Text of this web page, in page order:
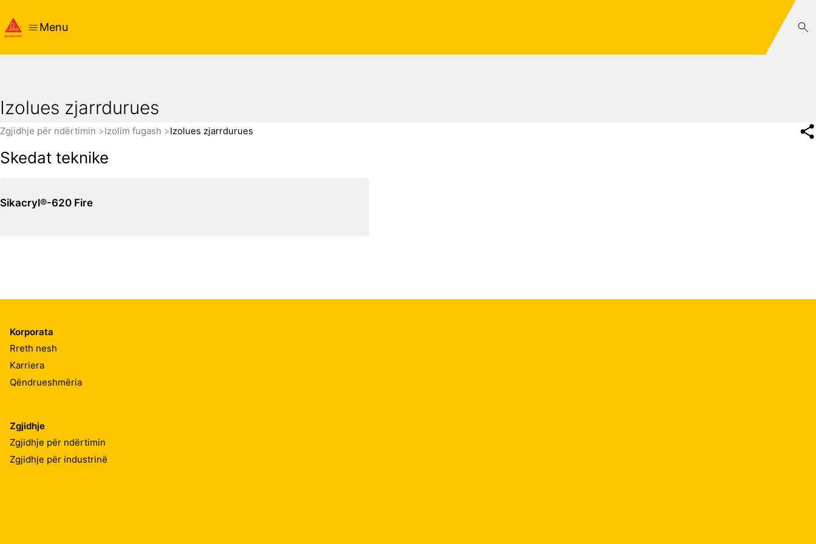
Menu
Izolues zjarrdurues
Zgjidhje për ndërtimin Izolim fugash Izolues zjarrdurues
Skedat teknike
Sikacryl®-620 Fire
Korporata
Rreth nesh
Karriera
Qëndrueshmëria
Zgjidhje
Zgjidhje për ndërtimin
Zgjidhje për industrinë